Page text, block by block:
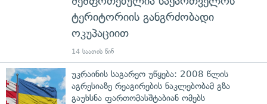
ტერიტორიის განგრძობადი
ოკუპაციით
14 საათის წინ
უკრაინის საგარეო უწყება: 2008 წლის
აგრესიაზე რეაგირების ნაკლებობამ გზა
გაუხსნა ფართომასშტაბიან ომებს